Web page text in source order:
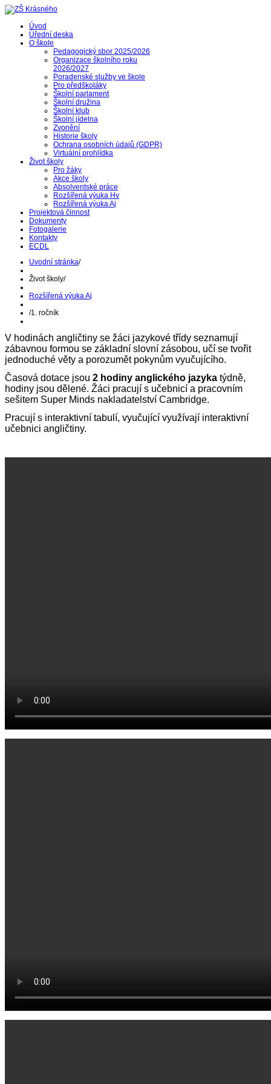
Úvod
Úřední deska
O škole
Pedagogický sbor 2025/2026
Organizace školního roku
2026/2027
Poradenské služby ve škole
Pro předškoláky
Školní parlament
Školní družina
Školní klub
Školní jídelna
Zvonění
Historie školy
Ochrana osobních údajů (GDPR)
Virtuální prohlídka
Život školy
Pro žáky
Akce školy
Absolventské práce
Rozšířená výuka Hv
Rozšířená výuka Aj
Projektová činnost
Dokumenty
Fotogalerie
Kontakty
ECDL
Uvodní stránka/
Život školy/
Rozšířená výuka Aj
/1. ročník
V hodinách angličtiny se žáci jazykové třídy seznamují
zábavnou formou se základní slovní zásobou, učí se tvořit
jednoduché věty a porozumět pokynům vyučujícího.
Časová dotace jsou 2 hodiny anglického jazyka týdně,
hodiny jsou dělené. Žáci pracují s učebnicí a pracovním
sešitem Super Minds nakladatelství Cambridge.
Pracují s interaktivní tabulí, vyučující využívají interaktivní
učebnici angličtiny.